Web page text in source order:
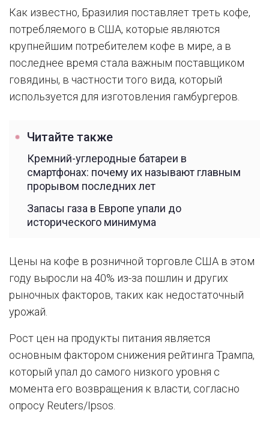
Как известно, Бразилия поставляет треть кофе,
потребляемого в США, которые являются
крупнейшим потребителем кофе в мире, а в
последнее время стала важным поставщиком
говядины, в частности того вида, который
используется для изготовления гамбургеров.
Читайте также
Кремний-углеродные батареи в
смартфонах: почему их называют главным
прорывом последних лет
Запасы газа в Европе упали до
исторического минимума
Цены на кофе в розничной торговле США в этом
году выросли на 40% из-за пошлин и других
рыночных факторов, таких как недостаточный
урожай.
Рост цен на продукты питания является
основным фактором снижения рейтинга Трампа,
который упал до самого низкого уровня с
момента его возвращения к власти, согласно
опросу Reuters/Ipsos.